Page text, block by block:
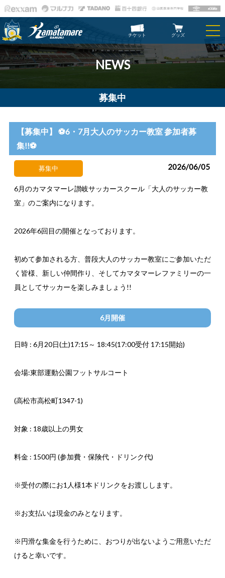
チケット グッズ
NEWS
募集中
【募集中】 ⚽6・7月大人のサッカー教室 参加者募
集!!⚽
募集中 2026/06/05
6月のカマタマーレ讃岐サッカースクール「大人のサッカー教
室」のご案内になります。
2026年6回目の開催となっております。
初めて参加される方、普段大人のサッカー教室にご参加いただ
く皆様、新しい仲間作り、そしてカマタマーレファミリーの一
員としてサッカーを楽しみましょう!!
6月開催
日時 : 6月20日(土)17:15～ 18:45(17:00受付 17:15開始)
会場:東部運動公園フットサルコート
(高松市高松町1347-1)
対象 : 18歳以上の男女
料金 : 1500円 (参加費・保険代・ドリンク代)
※受付の際にお1人様1本ドリンクをお渡しします。
※お支払いは現金のみとなります。
※円滑な集金を行うために、おつりが出ないようご用意いただ
けると幸いです。